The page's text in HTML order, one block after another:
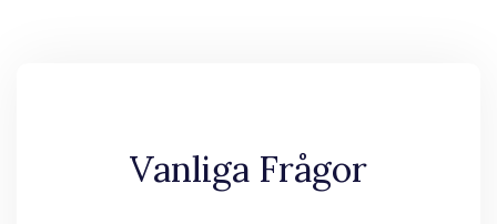
Vanliga Frågor